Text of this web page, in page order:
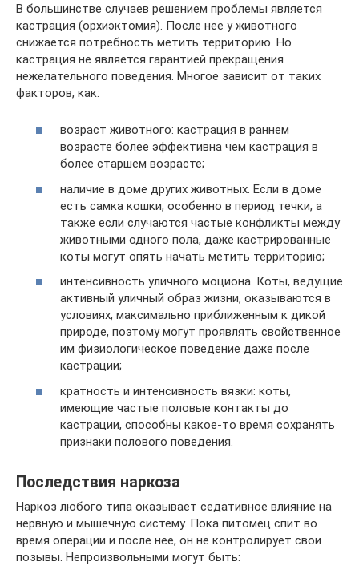
В большинстве случаев решением проблемы является
кастрация (орхиэктомия). После нее у животного
снижается потребность метить территорию. Но
кастрация не является гарантией прекращения
нежелательного поведения. Многое зависит от таких
факторов, как:
возраст животного: кастрация в раннем
возрасте более эффективна чем кастрация в
более старшем возрасте;
наличие в доме других животных. Если в доме
есть самка кошки, особенно в период течки, а
также если случаются частые конфликты между
животными одного пола, даже кастрированные
коты могут опять начать метить территорию;
интенсивность уличного моциона. Коты, ведущие
активный уличный образ жизни, оказываются в
условиях, максимально приближенным к дикой
природе, поэтому могут проявлять свойственное
им физиологическое поведение даже после
кастрации;
кратность и интенсивность вязки: коты,
имеющие частые половые контакты до
кастрации, способны какое-то время сохранять
признаки полового поведения.
Последствия наркоза
Наркоз любого типа оказывает седативное влияние на
нервную и мышечную систему. Пока питомец спит во
время операции и после нее, он не контролирует свои
позывы. Непроизвольными могут быть: